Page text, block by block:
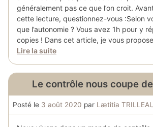
généralement pas ce que l’on croit.
cette lecture, questionnez-vous :Selon
que l’autonomie ? Vous avez 1h pour y
copies ! Dans cet article, je vous
Lire la suite
Le contrôle nous coupe
Posté le 3 août 2020 par Lætitia